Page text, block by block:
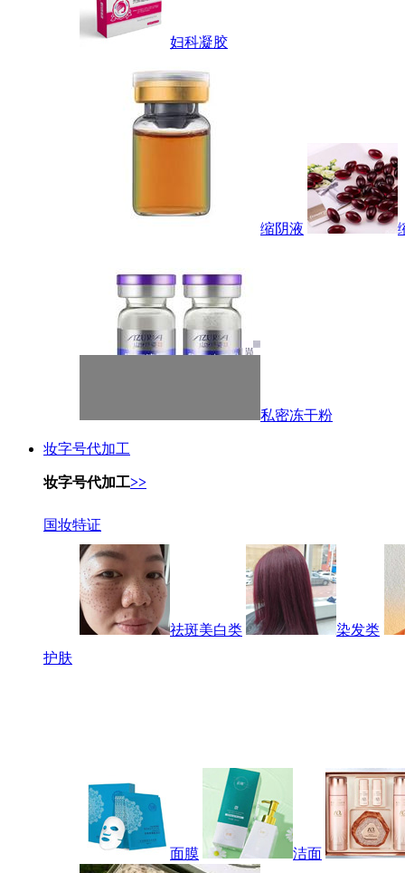
妇科凝胶
缩阴液
私密冻干粉
妆字号代加工
妆字号代加工>>
国妆特证
祛斑美白类
染发类
护肤
面膜 洁面